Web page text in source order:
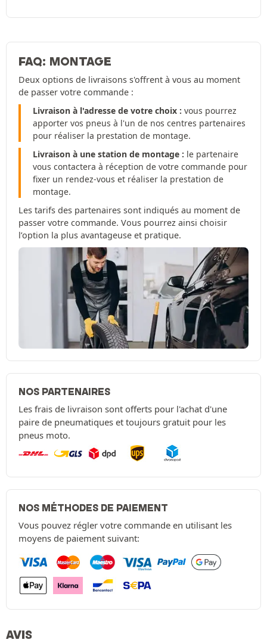
FAQ: MONTAGE
Deux options de livraisons s'offrent à vous au moment
de passer votre commande :
Livraison à l'adresse de votre choix : vous pourrez
apporter vos pneus à l'un de nos centres partenaires
pour réaliser la prestation de montage.
Livraison à une station de montage : le partenaire
vous contactera à réception de votre commande pour
fixer un rendez-vous et réaliser la prestation de
montage.
Les tarifs des partenaires sont indiqués au moment de
passer votre commande. Vous pourrez ainsi choisir
l’option la plus avantageuse et pratique.
NOS PARTENAIRES
Les frais de livraison sont offerts pour l'achat d'une
paire de pneumatiques et toujours gratuit pour les
pneus moto.
NOS MÉTHODES DE PAIEMENT
Vous pouvez régler votre commande en utilisant les
moyens de paiement suivant:
AVIS